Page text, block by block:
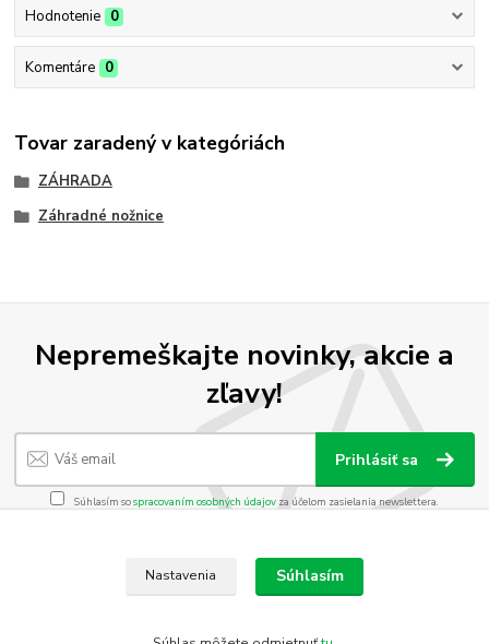
Hodnotenie 0
Komentáre 0
Tovar zaradený v kategóriách
ZÁHRADA
Záhradné nožnice
Nepremeškajte novinky, akcie a
zľavy!
Prihlásiť sa
Súhlasím sospracovaním osobných údajov za účelom zasielania newslettera.
Nastavenia Súhlasím